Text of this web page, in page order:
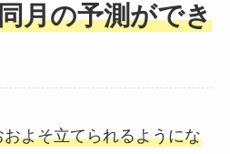
月の予測ができ
よそ立てられるようにな